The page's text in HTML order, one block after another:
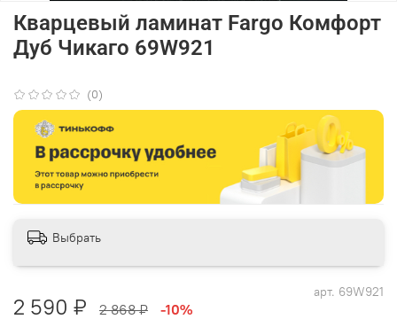
(0)
арт. 69W921
Кварцевый ламинат Fargo Комфорт
Дуб Чикаго 69W921
2 590 ₽ 2 868 ₽ -10%
Выбрать